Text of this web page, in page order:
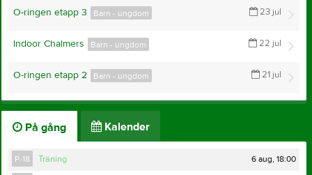
23 jul
Barn - ungdom
O-ringen etapp 3
22 jul
Barn - ungdom
Indoor Chalmers
21 jul
Barn - ungdom
O-ringen etapp 2
På gång Kalender
P-18 Träning 6 aug, 18:00